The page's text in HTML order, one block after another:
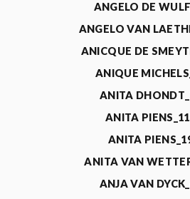
ANGELO DE
ANGELO VAN
ANICQUE DE
ANIQUE
ANITA
ANITA
ANITA
ANITA VAN
ANJA VAN